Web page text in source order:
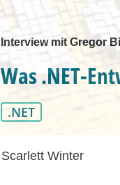
Interview mit Gregor
Was .NET-
.NET
Scarlett Winter